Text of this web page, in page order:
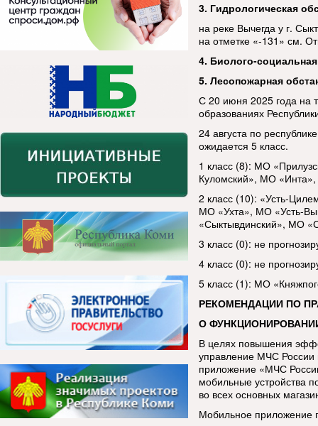
3. Гидрологическая
на реке Вычегда у г.
на отметке «-131» см.
4. Биолого-
5. Лесопожарная
С 20 июня 2025 года на
образованиях
24 августа по
ожидается 5 класс.
1 класс (8): МО
Куломский», МО
2 класс (10): «Усть-
МО «Ухта», МО «Усть-
«Сыктывдинский», МО
3 класс (0): не
4 класс (0): не
5 класс (1): МО
РЕКОМЕНДАЦИИ ПО
О
В целях повышения
управление МЧС России
приложение «МЧС
мобильные устройства
во всех основных
Мобильное приложение